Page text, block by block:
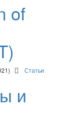
of
Статьи
и